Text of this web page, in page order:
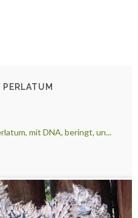
mit DNA, beringt, un...